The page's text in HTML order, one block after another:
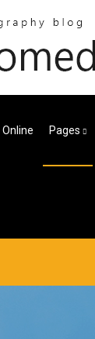
Pages